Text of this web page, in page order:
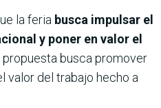
la feria busca impulsar el
y poner en valor el
propuesta busca promover
valor del trabajo hecho a